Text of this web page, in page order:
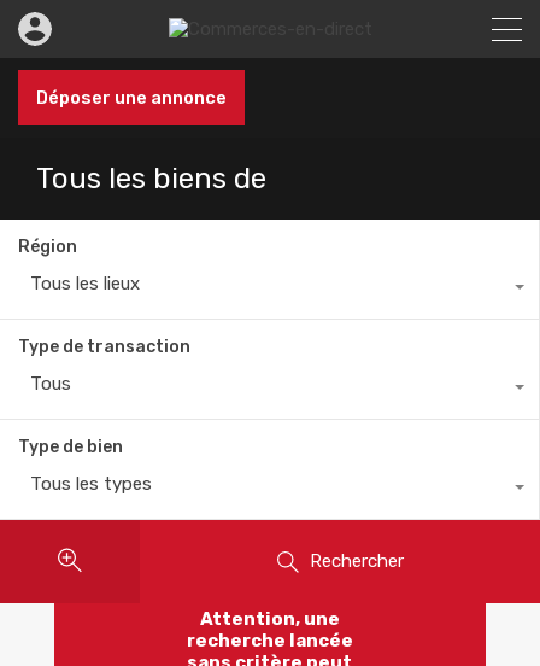
Déposer une annonce
Tous les biens de
Région
Tous les lieux
Type de transaction
Tous
Type de bien
Tous les types
Rechercher
Attention, une
recherche lancée